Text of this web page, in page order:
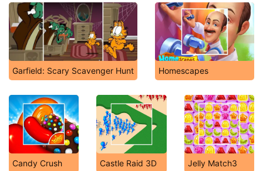
Garfield: Scary Scavenger Hunt Homescapes
Candy Crush Castle Raid 3D Jelly Match3